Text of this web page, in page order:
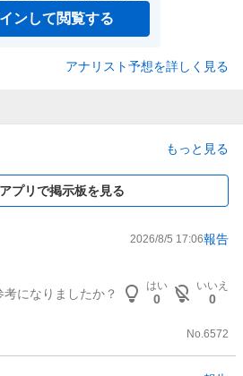
ンして閲覧する
アナリスト予想を詳しく見る
もっと見る
プリで掲示板を見る
2026/8/5 17:06報告
考になりましたか？
はい
0
いいえ
0
No. 6572